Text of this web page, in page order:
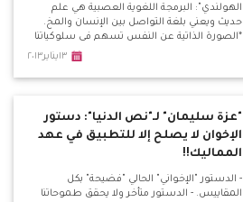
الهولندي": البرمجة اللغوية العصبية هي علم
حديث ويعني بلغة التواصل بين الإنسان والمخ.
*الصورة الذاتية عن النفس تسهم في سلوكياتنا
وأفعالنا تجاه نفسنا وتجاه الآخرين وعلم البرمجة
بالبرمجة العصبية في عدة حالات كالخوف المرضي
البرمجة خمسة : الأسرة، المدرسة، دور العبادة،
الأصدقاء، أنا.
١٣يناير٢٠١٣
"عزة سليمان" لـ"نص الدنيا": دستور
الإخوان لا يصلح إلا للتطبيق في عهد
المماليك!!
- الدستور "الإخواني" الحالي "فضيحة" بكل
المقاييس. - الدستور متأخر ولا يحقق طموحاتنا